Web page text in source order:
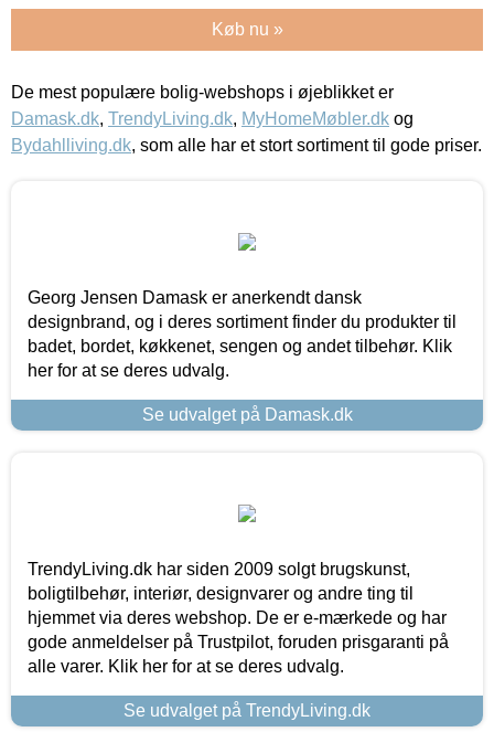
Køb nu »
De mest populære bolig-webshops i øjeblikket er
Damask.dk, TrendyLiving.dk, MyHomeMøbler.dk og
Bydahlliving.dk, som alle har et stort sortiment til gode priser.
Georg Jensen Damask er anerkendt dansk
designbrand, og i deres sortiment finder du produkter til
badet, bordet, køkkenet, sengen og andet tilbehør. Klik
her for at se deres udvalg.
Se udvalget på Damask.dk
TrendyLiving.dk har siden 2009 solgt brugskunst,
boligtilbehør, interiør, designvarer og andre ting til
hjemmet via deres webshop. De er e-mærkede og har
gode anmeldelser på Trustpilot, foruden prisgaranti på
alle varer. Klik her for at se deres udvalg.
Se udvalget på TrendyLiving.dk